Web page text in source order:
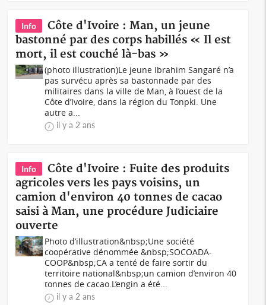
Info
Côte d'Ivoire : Man, un jeune
bastonné par des corps habillés « Il est
mort, il est couché là-bas »
(photo illustration)Le jeune Ibrahim Sangaré n’a
pas survécu après sa bastonnade par des
militaires dans la ville de Man, à l’ouest de la
Côte d’Ivoire, dans la région du Tonpki. Une
autre a...
il y a 2 ans
Info
Côte d'Ivoire : Fuite des produits
agricoles vers les pays voisins, un
camion d'environ 40 tonnes de cacao
saisi à Man, une procédure Judiciaire
ouverte
Photo d’illustration&nbsp;Une société
coopérative dénommée &nbsp;SOCOADA-
COOP&nbsp;CA a tenté de faire sortir du
territoire national&nbsp;un camion d’environ 40
tonnes de cacao.L’engin a été...
il y a 2 ans